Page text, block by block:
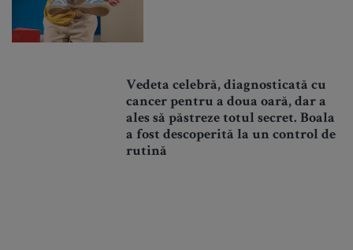
Vedeta celebră, diagnosticată cu
cancer pentru a doua oară, dar a
ales să păstreze totul secret. Boala
a fost descoperită la un control de
rutină